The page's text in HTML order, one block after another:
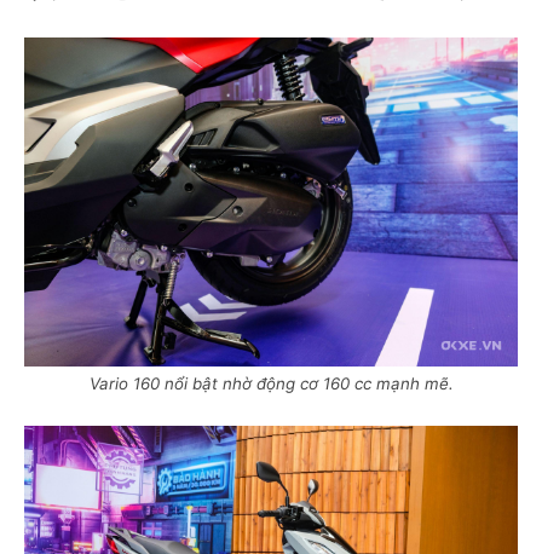
Vario 160 nổi bật nhờ động cơ 160 cc mạnh mẽ.